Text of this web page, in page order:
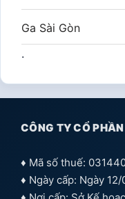
Ga Sài Gòn
.
CÔNG TY CỔ
♦ Mã số thuế:
♦ Ngày cấp: Ngày 12/